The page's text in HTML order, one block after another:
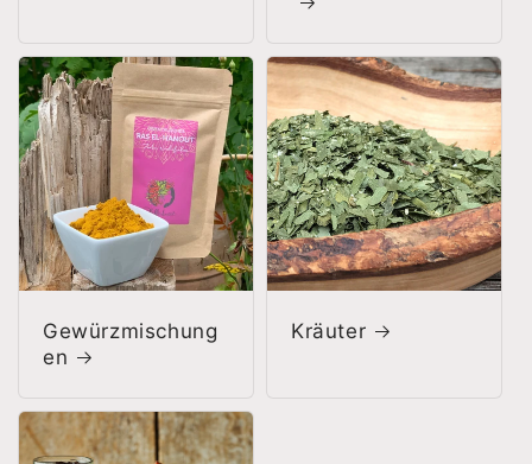
Gewürzmischung
en
Kräuter